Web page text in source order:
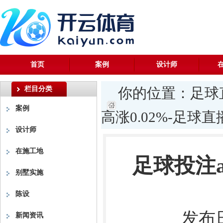
首页 案例 设计师
栏目分类
案例
设计师
在施工地
别墅实施
陈设
新闻资讯
你的位置： 足
高涨0.02%-足球直
足球投
发布